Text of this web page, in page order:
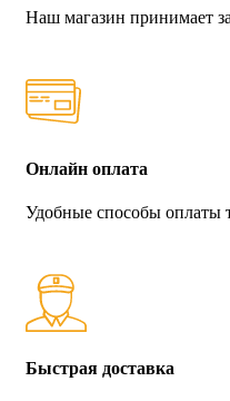
Наш магазин принимает
Онлайн оплата
Удобные способы оплаты
Быстрая доставка